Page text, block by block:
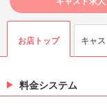
お店トップ キャ
料金システム